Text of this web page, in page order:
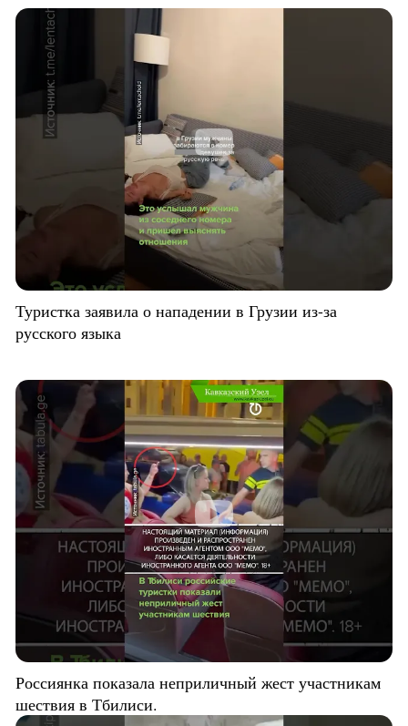
Туристка заявила о нападении в Грузии из-за
русского языка
Россиянка показала неприличный жест участникам
шествия в Тбилиси.